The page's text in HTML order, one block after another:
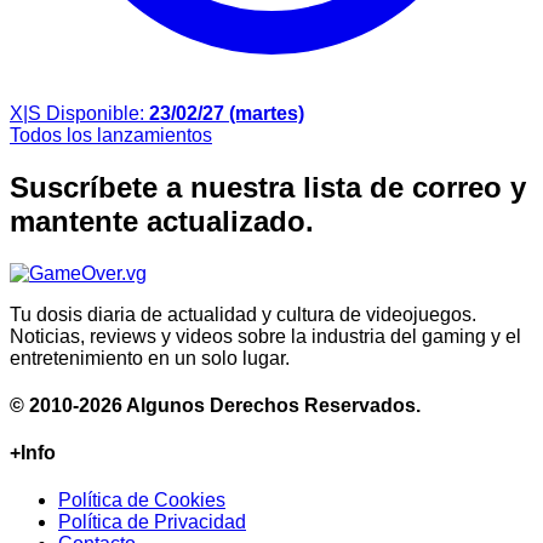
X|S Disponible: 23/02/27 (martes)
Todos los lanzamientos
Suscríbete a nuestra lista de correo y
mantente actualizado.
Tu dosis diaria de actualidad y cultura de videojuegos.
Noticias, reviews y videos sobre la industria del gaming y el
entretenimiento en un solo lugar.
© 2010-2026 Algunos Derechos Reservados.
+Info
Política de Cookies
Política de Privacidad